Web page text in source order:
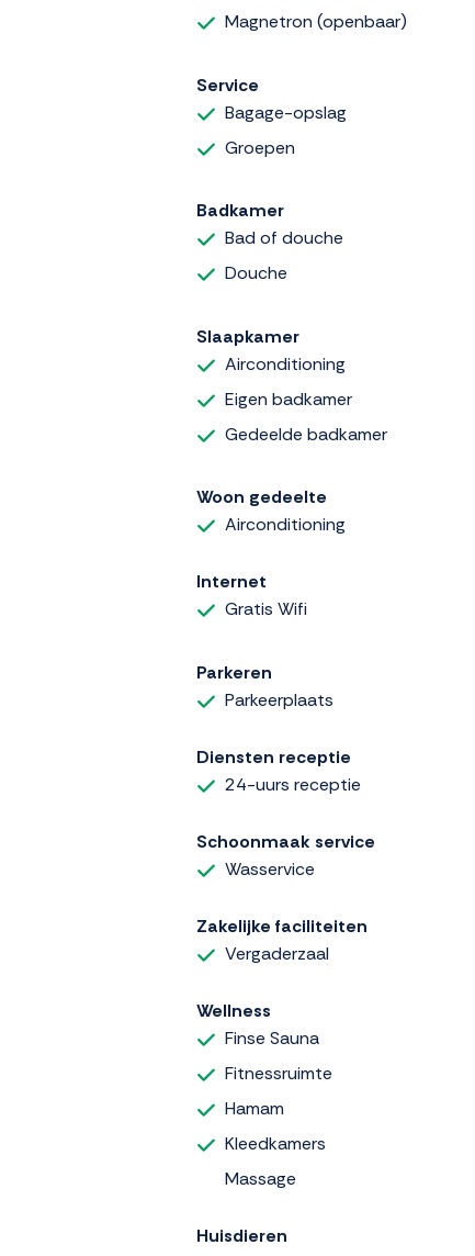
Magnetron (openbaar)
Service
Bagage-opslag
Groepen
Badkamer
Bad of douche
Douche
Slaapkamer
Airconditioning
Eigen badkamer
Gedeelde badkamer
Woon gedeelte
Airconditioning
Internet
Gratis Wifi
Parkeren
Parkeerplaats
Diensten receptie
24-uurs receptie
Schoonmaak service
Wasservice
Zakelijke faciliteiten
Vergaderzaal
Wellness
Finse Sauna
Fitnessruimte
Hamam
Kleedkamers
Massage
Huisdieren